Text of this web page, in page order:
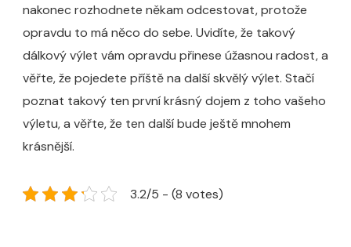
nakonec rozhodnete někam odcestovat, protože
opravdu to má něco do sebe. Uvidíte, že takový
dálkový výlet vám opravdu přinese úžasnou radost, a
věřte, že pojedete příště na další skvělý výlet. Stačí
poznat takový ten první krásný dojem z toho vašeho
výletu, a věřte, že ten další bude ještě mnohem
krásnější.
3.2/5 - (8 votes)